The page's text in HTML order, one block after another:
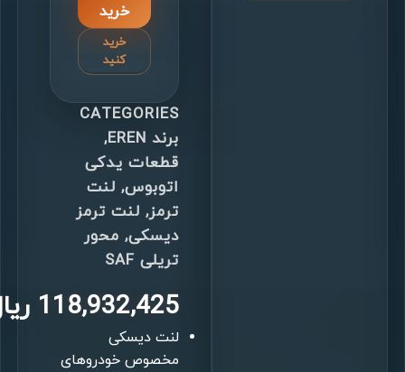
خرید
خرید
کنید
CATEGORIES
برند EREN
,
قطعات یدکی
اتوبوس, لنت
ترمز, لنت ترمز
دیسکی, محور
تریلی SAF
118,932,425
لنت دیسکی
مخصوص خودروهای